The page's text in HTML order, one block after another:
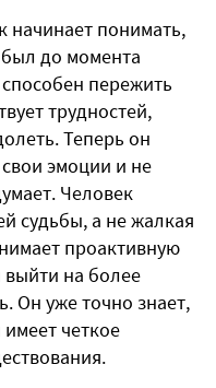
начинает понимать,
до момента
пережить
трудностей,
Теперь он
эмоции и не
Человек
судьбы, а не жалкая
проактивную
на более
Он уже точно знает,
четкое